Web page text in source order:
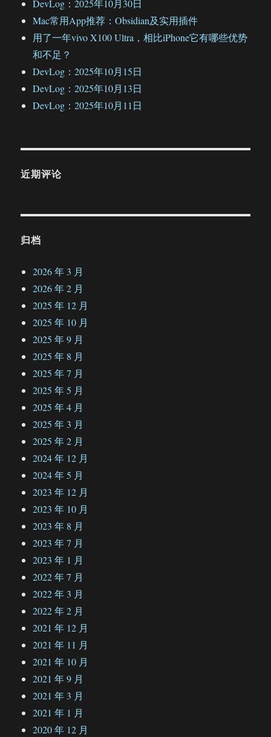
DevLog：2025年10月30日
Mac常用App推荐：Obsidian及实用插件
用了一年vivo X100 Ultra，相比iPhone它有哪些优势
和不足？
DevLog：2025年10月15日
DevLog：2025年10月13日
DevLog：2025年10月11日
近期评论
归档
2026 年 3 月
2026 年 2 月
2025 年 12 月
2025 年 10 月
2025 年 9 月
2025 年 8 月
2025 年 7 月
2025 年 5 月
2025 年 4 月
2025 年 3 月
2025 年 2 月
2024 年 12 月
2024 年 5 月
2023 年 12 月
2023 年 10 月
2023 年 8 月
2023 年 7 月
2023 年 1 月
2022 年 7 月
2022 年 3 月
2022 年 2 月
2021 年 12 月
2021 年 11 月
2021 年 10 月
2021 年 9 月
2021 年 3 月
2021 年 1 月
2020 年 12 月